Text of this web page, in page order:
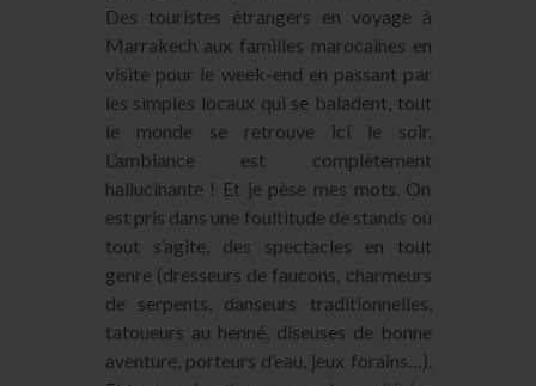
Des touristes étrangers en voyage à
Marrakech aux familles marocaines en
visite pour le week-end en passant par
les simples locaux qui se baladent, tout
le monde se retrouve ici le soir.
L’ambiance est complètement
hallucinante ! Et je pèse mes mots. On
est pris dans une foultitude de stands où
tout s’agite, des spectacles en tout
genre (dresseurs de faucons, charmeurs
de serpents, danseurs traditionnelles,
tatoueurs au henné, diseuses de bonne
aventure, porteurs d’eau, jeux forains…).